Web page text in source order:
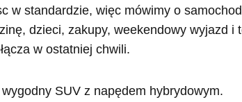
w standardzie, więc mówimy o
dzieci, zakupy, weekendowy wyjazd i
w ostatniej chwili.